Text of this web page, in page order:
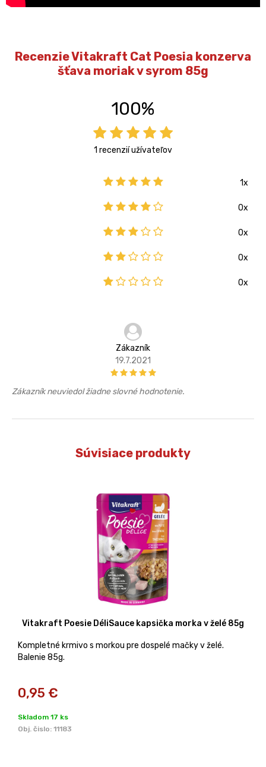
Recenzie Vitakraft Cat Poesia konzerva
šťava moriak v syrom 85g
100%
1 recenzií užívateľov
1x
0x
0x
0x
0x
Zákazník
19.7.2021
Zákazník neuviedol žiadne slovné hodnotenie.
Súvisiace produkty
Vitakraft Poesie DéliSauce kapsička morka v želé 85g
Kompletné krmivo s morkou pre dospelé mačky v želé.
Balenie 85g.
0,95 €
Skladom 17 ks
Obj. čislo: 11183